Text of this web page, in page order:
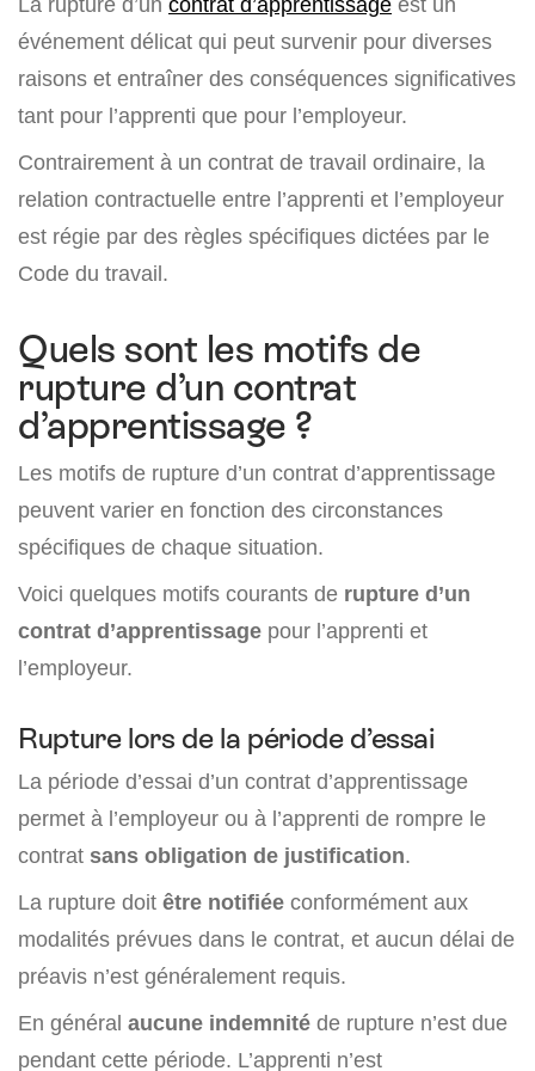
événement délicat qui peut survenir pour diverses
raisons et entraîner des conséquences significatives
tant pour l’apprenti que pour l’employeur.
Contrairement à un contrat de travail ordinaire, la
relation contractuelle entre l’apprenti et l’employeur
est régie par des règles spécifiques dictées par le
Code du travail.
Quels sont les motifs de
rupture d’un contrat
d’apprentissage ?
Les motifs de rupture d’un contrat d’apprentissage
peuvent varier en fonction des circonstances
spécifiques de chaque situation.
Voici quelques motifs courants de rupture d’un
contrat d’apprentissage pour l’apprenti et
l’employeur.
Rupture lors de la période d’essai
La période d’essai d’un contrat d’apprentissage
permet à l’employeur ou à l’apprenti de rompre le
contrat sans obligation de justification.
La rupture doit être notifiée conformément aux
modalités prévues dans le contrat, et aucun délai de
préavis n’est généralement requis.
En général aucune indemnité de rupture n’est due
pendant cette période. L’apprenti n’est